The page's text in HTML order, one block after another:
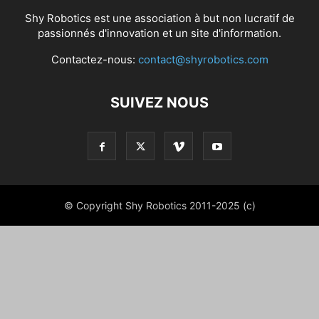
Shy Robotics est une association à but non lucratif de
passionnés d'innovation et un site d'information.
Contactez-nous: contact@shyrobotics.com
SUIVEZ NOUS
© Copyright Shy Robotics 2011-2025 (c)